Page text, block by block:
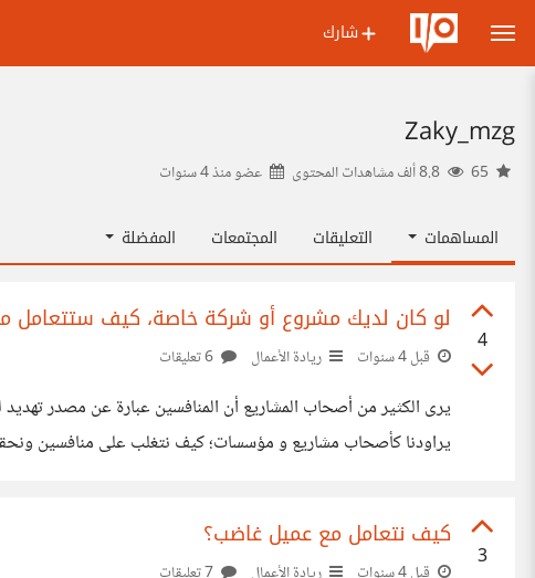
شارك
Zaky_mzg
عضو منذ4 سنوات
المساهمات التعليقات المجتمعات المفضلة
4
لو كان لديك مشروع أو شركة خاصة، كيف ستتعامل
قبل 4 سنوات ريادة الأعمال
يرى الكثير من أصحاب المشاريع أن المنافسين عبارة عن مصدر
3
كيف نتعامل مع عميل غاضب؟